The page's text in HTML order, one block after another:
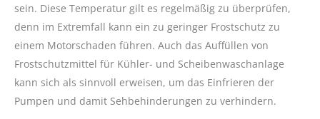
sein. Diese Temperatur gilt es regelmäßig zu überprüfen,
denn im Extremfall kann ein zu geringer Frostschutz zu
einem Motorschaden führen. Auch das Auffüllen von
Frostschutzmittel für Kühler- und Scheibenwaschanlage
kann sich als sinnvoll erweisen, um das Einfrieren der
Pumpen und damit Sehbehinderungen zu verhindern.